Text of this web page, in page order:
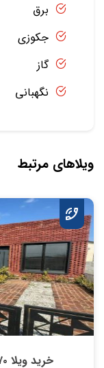
برق
جکوزی
گاز
نگهبانی
ویلاهای مرتبط
خرید ویلا ۱۷۰ متری شهرکی در افراسیاب کلا نور